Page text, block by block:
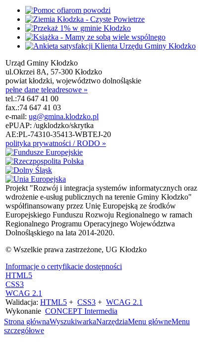
Urząd Gminy Kłodzko
ul.Okrzei 8A, 57-300 Kłodzko
powiat kłodzki, województwo dolnośląskie
pełne dane teleadresowe »
tel.:74 647 41 00
fax.:74 647 41 03
e-mail: ug@gmina.klodzko.pl
ePUAP: /ugklodzko/skrytka
AE:PL-74310-35413-WBTEJ-20
polityka prywatności / RODO »
Projekt "Rozwój i integracja systemów informatycznych oraz
wdrożenie e-usług publicznych na terenie Gminy Kłodzko"
współfinansowany przez Unię Europejską ze środków
Europejskiego Funduszu Rozwoju Regionalnego w ramach
Regionalnego Programu Operacyjnego Województwa
Dolnośląskiego na lata 2014-2020.
© Wszelkie prawa zastrzeżone, UG Kłodzko
Informacje o certyfikacie dostępności
HTML5
CSS3
WCAG 2.1
Walidacja: HTML5 + CSS3 + WCAG 2.1
Wykonanie CONCEPT Intermedia
Strona głównaWyszukiwarkaNarzędziaMenu główneMenu
szczegółowe